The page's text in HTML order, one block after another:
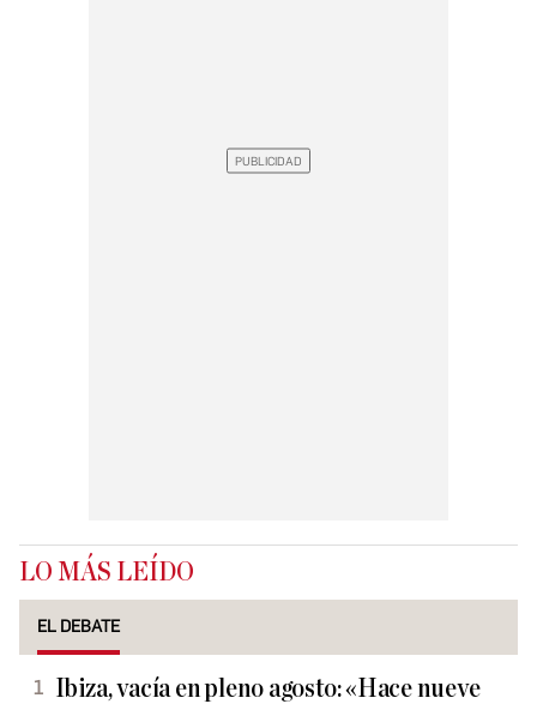
LO MÁS LEÍDO
EL DEBATE
Ibiza, vacía en pleno agosto: «Hace nueve